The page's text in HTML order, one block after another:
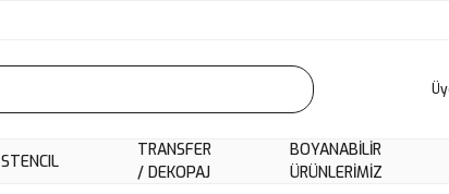
STENCIL
TRANSFER
/ DEKOPAJ
BOYANABILIR
ÜRÜNLERIMIZ